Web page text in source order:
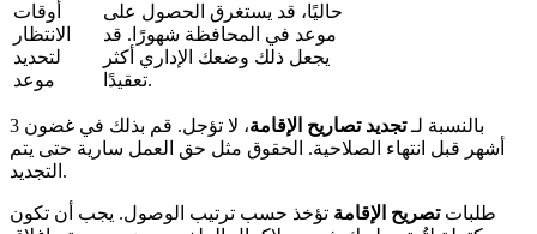
أوقات
الانتظار
لتحديد
موعد
حاليًا، قد يستغرق الحصول على
موعد في المحافظة شهورًا. قد
يجعل ذلك وضعك الإداري أكثر
تعقيدًا.
بالنسبة لـتجديد تصاريح الإقامة
، لا تؤجل. قم بذلك في غضون 3
أشهر قبل انتهاء الصلاحية. الحقوق مثل حق العمل سارية حتى يتم
التجديد.
طلباتتصريح الإقامة تؤخذ حسب ترتيب الوصول. يجب أن تكون